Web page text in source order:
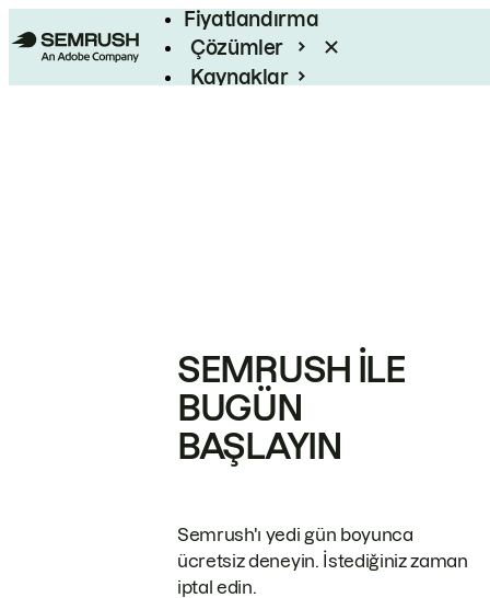
Fiyatlandırma
Çözümler
Kaynaklar
SEMRUSH ILE
BUGÜN
BAŞLAYIN
Semrush'ı yedi gün boyunca
ücretsiz deneyin. İstediğiniz zaman
iptal edin.